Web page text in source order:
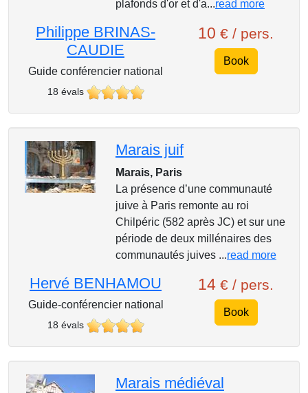
plafonds d'or et d'a...read more
Philippe BRINAS-
CAUDIE
Guide conférencier national
18 évals
10 € / pers.
Book
Marais juif
Marais, Paris
La présence d’une communauté
juive à Paris remonte au roi
Chilpéric (582 après JC) et sur une
période de deux millénaires des
communautés juives ...read more
Hervé BENHAMOU
Guide-conférencier national
18 évals
14 € / pers.
Book
Marais médiéval